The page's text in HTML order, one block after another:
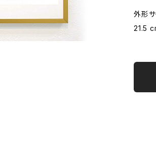
外形
21.5